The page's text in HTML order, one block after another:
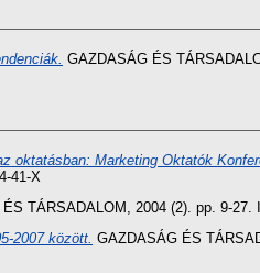
GAZDASÁG ÉS
oktatásban: Marketing Oktatók
41-X
TÁRSADALOM, 2004 (2). pp. 9-27.
2007 között. GAZDASÁG ÉS